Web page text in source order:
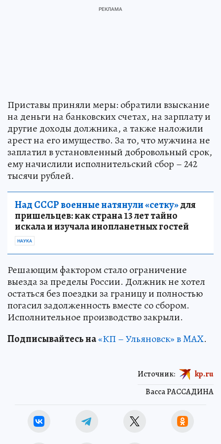
Приставы приняли меры: обратили взыскание
на деньги на банковских счетах, на зарплату и
другие доходы должника, а также наложили
арест на его имущество. За то, что мужчина не
заплатил в установленный добровольный срок,
ему начислили исполнительский сбор – 242
тысячи рублей.
Над СССР военные натянули «сетку»для
пришельцев: как страна 13 лет тайно
искала и изучала инопланетных гостей
НАУКА
Решающим фактором стало ограничение
выезда за пределы России. Должник не хотел
остаться без поездки за границу и полностью
погасил задолженность вместе со сбором.
Исполнительное производство закрыли.
Подписывайтесь на«КП – Ульяновск» в MAX.
Васса РАССАДИНА
Источник: kp.ru